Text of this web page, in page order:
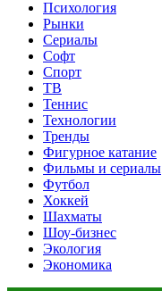
Психология
Рынки
Сериалы
Софт
Спорт
ТВ
Теннис
Технологии
Тренды
Фигурное катание
Фильмы и сериалы
Футбол
Хоккей
Шахматы
Шоу-бизнес
Экология
Экономика